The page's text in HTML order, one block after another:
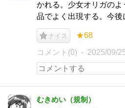
かれる。少女オリガの
品でよく出現する。今後
ナイス ★68
コメント(0) 2025/09/
むきめい（規制）